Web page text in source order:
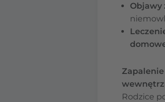
Objawy
Rodzice